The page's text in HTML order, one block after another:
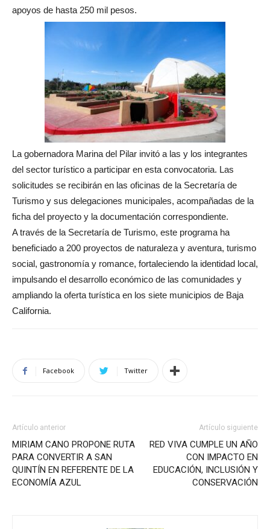
apoyos de hasta 250 mil pesos.
La gobernadora Marina del Pilar invitó a las y los integrantes
del sector turístico a participar en esta convocatoria. Las
solicitudes se recibirán en las oficinas de la Secretaría de
Turismo y sus delegaciones municipales, acompañadas de la
ficha del proyecto y la documentación correspondiente.
A través de la Secretaría de Turismo, este programa ha
beneficiado a 200 proyectos de naturaleza y aventura, turismo
social, gastronomía y romance, fortaleciendo la identidad local,
impulsando el desarrollo económico de las comunidades y
ampliando la oferta turística en los siete municipios de Baja
California.
Facebook Twitter
Artículo anterior
MIRIAM CANO PROPONE RUTA
PARA CONVERTIR A SAN
QUINTÍN EN REFERENTE DE LA
ECONOMÍA AZUL
Artículo siguiente
RED VIVA CUMPLE UN AÑO
CON IMPACTO EN
EDUCACIÓN, INCLUSIÓN Y
CONSERVACIÓN